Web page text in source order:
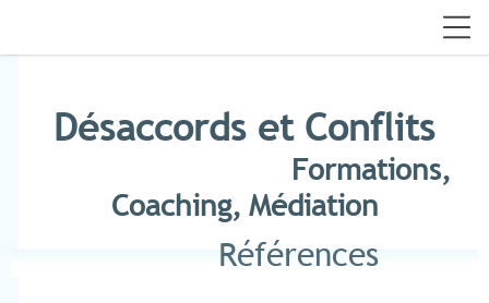
Désaccords et Conflits
Formations,
Coaching, Médiation
Références